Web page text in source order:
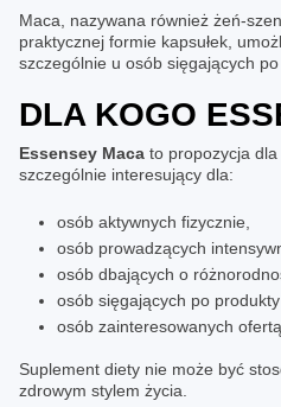
Maca, nazywana również żeń-
praktycznej formie kapsułek,
szczególnie u osób sięgających po
DLA KOGO
Essensey Maca to propozycja
szczególnie interesujący dla:
osób aktywnych fizycznie,
osób prowadzących
osób dbających o
osób sięgających po
osób zainteresowanych ofertą
Suplement diety nie może być
zdrowym stylem życia.